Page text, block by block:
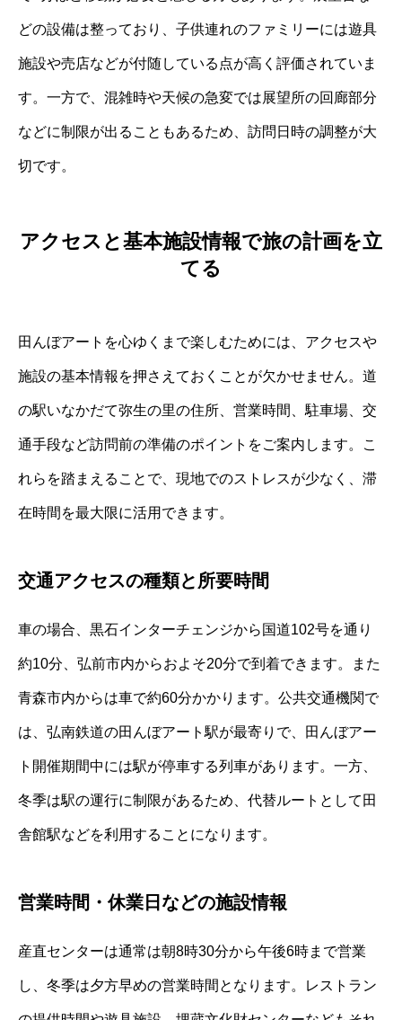
どの設備は整っており、子供連れのファミリーには遊具
施設や売店などが付随している点が高く評価されていま
す。一方で、混雑時や天候の急変では展望所の回廊部分
などに制限が出ることもあるため、訪問日時の調整が大
切です。
アクセスと基本施設情報で旅の計画を立
てる
田んぼアートを心ゆくまで楽しむためには、アクセスや
施設の基本情報を押さえておくことが欠かせません。道
の駅いなかだて弥生の里の住所、営業時間、駐車場、交
通手段など訪問前の準備のポイントをご案内します。こ
れらを踏まえることで、現地でのストレスが少なく、滞
在時間を最大限に活用できます。
交通アクセスの種類と所要時間
車の場合、黒石インターチェンジから国道102号を通り
約10分、弘前市内からおよそ20分で到着できます。また
青森市内からは車で約60分かかります。公共交通機関で
は、弘南鉄道の田んぼアート駅が最寄りで、田んぼアー
ト開催期間中には駅が停車する列車があります。一方、
冬季は駅の運行に制限があるため、代替ルートとして田
舎館駅などを利用することになります。
営業時間・休業日などの施設情報
産直センターは通常は朝8時30分から午後6時まで営業
し、冬季は夕方早めの営業時間となります。レストラン